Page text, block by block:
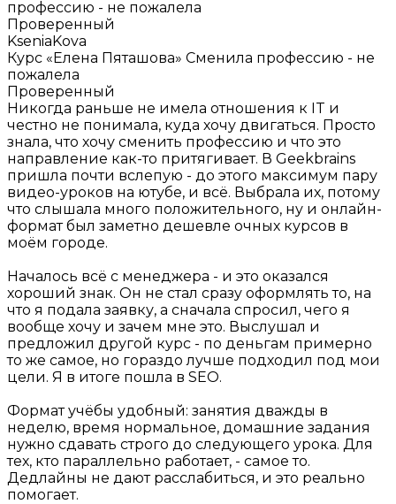
профессию - не пожалела
Проверенный
KseniaKova
Курс «Елена Пяташова» Сменила профессию - не
пожалела
Проверенный
Никогда раньше не имела отношения к IT и
честно не понимала, куда хочу двигаться. Просто
знала, что хочу сменить профессию и что это
направление как-то притягивает. В Geekbrains
пришла почти вслепую - до этого максимум пару
видео-уроков на ютубе, и всё. Выбрала их, потому
что слышала много положительного, ну и онлайн-
формат был заметно дешевле очных курсов в
моём городе.
Началось всё с менеджера - и это оказался
хороший знак. Он не стал сразу оформлять то, на
что я подала заявку, а сначала спросил, чего я
вообще хочу и зачем мне это. Выслушал и
предложил другой курс - по деньгам примерно
то же самое, но гораздо лучше подходил под мои
цели. Я в итоге пошла в SEO.
Формат учёбы удобный: занятия дважды в
неделю, время нормальное, домашние задания
нужно сдавать строго до следующего урока. Для
тех, кто параллельно работает, - самое то.
Дедлайны не дают расслабиться, и это реально
помогает.